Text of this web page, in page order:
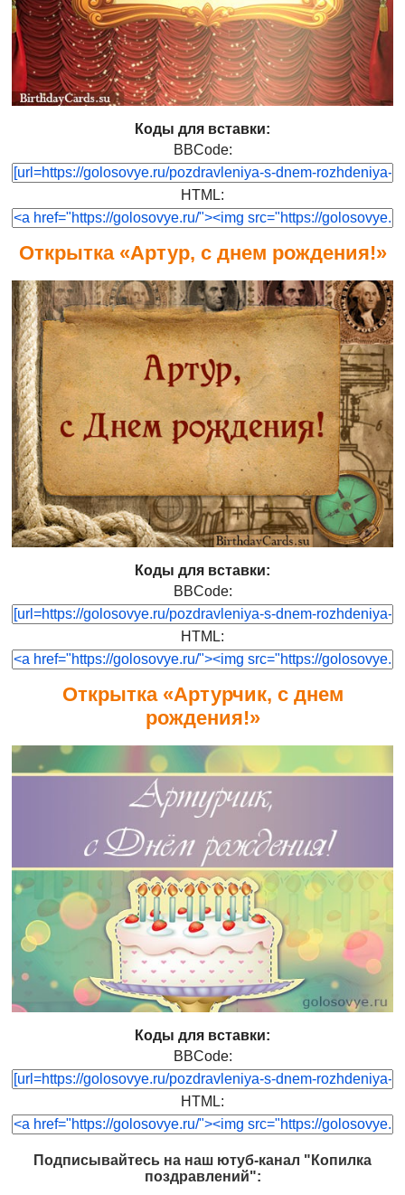
Коды для вставки:
BBCode:
HTML:
Открытка «Артур, с днем рождения!»
Коды для вставки:
BBCode:
HTML:
Открытка «Артурчик, с днем
рождения!»
Коды для вставки:
BBCode:
HTML:
Подписывайтесь на наш ютуб-канал "Копилка
поздравлений":